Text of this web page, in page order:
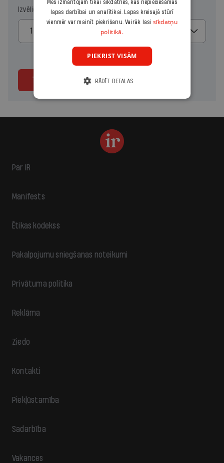
Izvēlies periodu
1 mēnesis
Turpināt
Par IR
Manifests
Ētikas kodekss
Pakalpojumu sniegšanas noteikumi
Privātuma politika
Reklāma
Ziedo
Kontakti
Piekļūstamība
Sadarbība
Vakances
Mēs izmantojam tikai sīkdatnes, kas nepieciešamas
lapas darbībai un analītikai. Lapas kreisajā stūrī
vienmēr var mainīt piekrišanu. Vairāk lasi sīkdatņu
politikā.
PIEKRIST VISĀM
RĀDĪT DETAĻAS